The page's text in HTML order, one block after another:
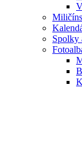
Spolky